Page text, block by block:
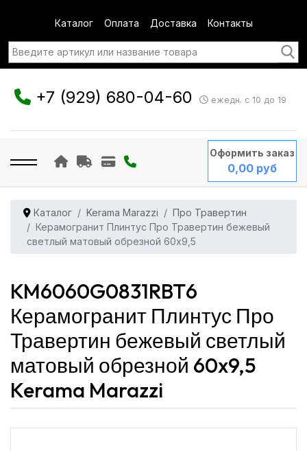
Каталог Оплата Доставка Контакты
+7 (929) 680-04-60 ежедн. с 10 до 19
Оформить заказ
0,00 руб
Каталог Kerama Marazzi
Про Травертин
Керамогранит Плинтус Про Травертин бежевый
светлый матовый обрезной 60x9,5
KM6060G0831RBT6
Керамогранит Плинтус Про
Травертин бежевый светлый
матовый обрезной 60x9,5
Kerama Marazzi